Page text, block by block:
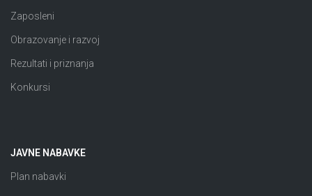
Zaposleni
Obrazovanje i razvoj
Rezultati i priznanja
Konkursi
JAVNE NABAVKE
Plan nabavki